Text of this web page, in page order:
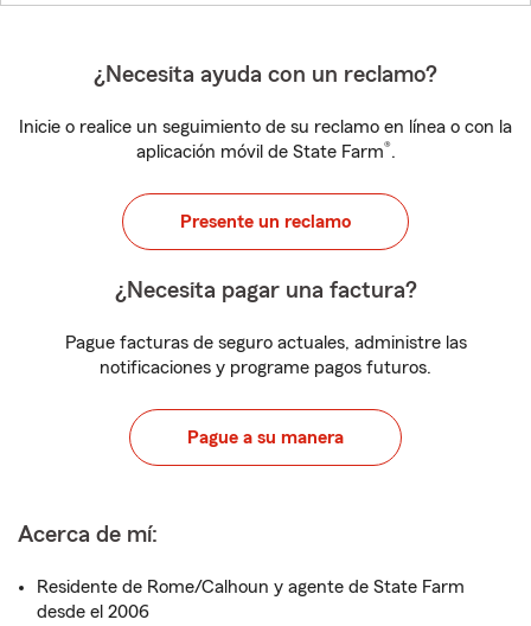
¿Necesita ayuda con un reclamo?
Inicie o realice un seguimiento de su reclamo en línea o con la
aplicación móvil de State Farm®.
Presente un reclamo
¿Necesita pagar una factura?
Pague facturas de seguro actuales, administre las
notificaciones y programe pagos futuros.
Pague a su manera
Acerca de mí:
Residente de Rome/Calhoun y agente de State Farm
desde el 2006